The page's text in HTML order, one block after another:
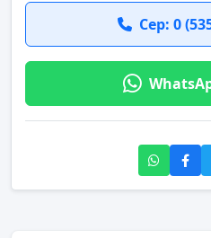
Cep: 0